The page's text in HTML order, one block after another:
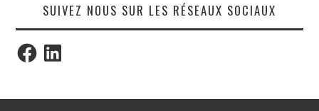
SUIVEZ NOUS SUR LES RÉSEAUX SOCIAUX
FacebookLinkedIn